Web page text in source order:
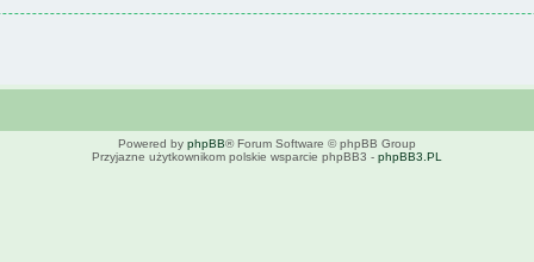
Powered by phpBB® Forum Software © phpBB Group
Przyjazne użytkownikom polskie wsparcie phpBB3 - phpBB3.PL